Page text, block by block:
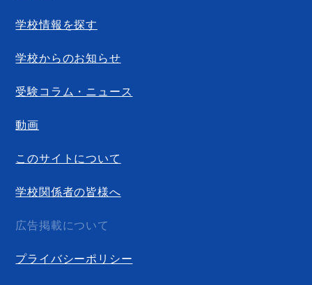
学校情報を探す
学校からのお知らせ
受験コラム・ニュース
動画
このサイトについて
学校関係者の皆様へ
広告掲載について
プライバシーポリシー